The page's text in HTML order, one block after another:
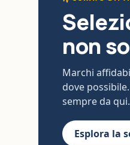
non
Marchi
dove
sempre da qui.
Esplora la